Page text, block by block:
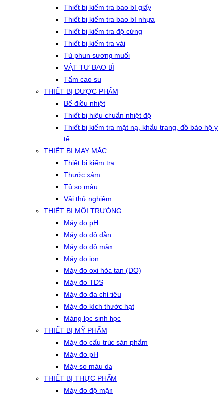
Thiết bị kiểm tra bao bì giấy
Thiết bị kiểm tra bao bì nhựa
Thiết bị kiểm tra độ cứng
Thiết bị kiểm tra vải
Tủ phun sương muối
VẬT TƯ BAO BÌ
Tấm cao su
THIẾT BỊ DƯỢC PHẨM
Bể điều nhiệt
Thiết bị hiệu chuẩn nhiệt độ
Thiết bị kiểm tra mặt nạ, khẩu trang, đồ bảo hộ y
tế
THIẾT BỊ MAY MẶC
Thiết bị kiểm tra
Thước xám
Tủ so màu
Vải thử nghiệm
THIẾT BỊ MÔI TRƯỜNG
Máy đo pH
Máy đo độ dẫn
Máy đo độ mặn
Máy đo ion
Máy đo oxi hòa tan (DO)
Máy đo TDS
Máy đo đa chỉ tiêu
Máy đo kích thước hạt
Màng lọc sinh học
THIẾT BỊ MỸ PHẨM
Máy đo cấu trúc sản phẩm
Máy đo pH
Máy so màu da
THIẾT BỊ THỰC PHẨM
Máy đo độ mặn